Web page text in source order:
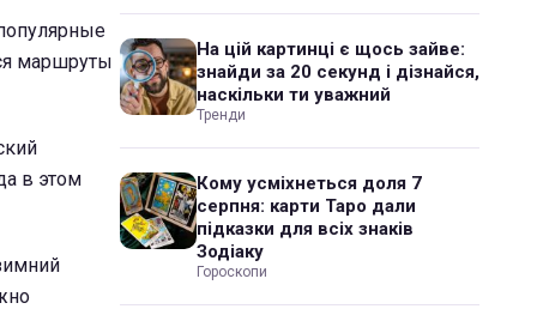
маршруты
в этом
На цій картинці є щось зайве:
знайди за 20 секунд і дізнайся,
наскільки ти уважний
Тренди
Кому усміхнеться доля 7
серпня: карти Таро дали
підказки для всіх знаків
Зодіаку
Гороскопи